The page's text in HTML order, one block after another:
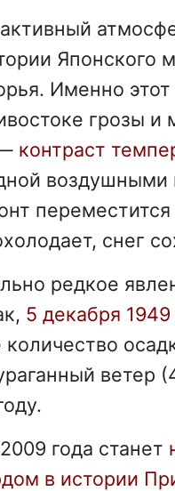
Японского
Именно этот
грозы и
контраст
воздушными
переместится
снег
редкое
5 декабря
ветер
года станет
в истории